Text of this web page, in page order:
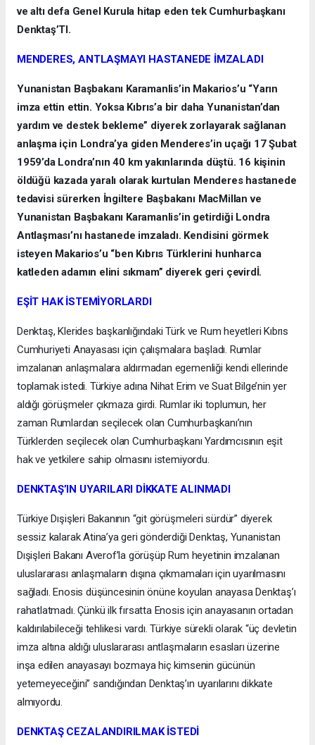
ve altı defa Genel Kurula hitap eden tek Cumhurbaşkanı
Denktaş’TI.
MENDERES, ANTLAŞMAYI HASTANEDE İMZALADI
Yunanistan Başbakanı Karamanlis’in Makarios’u “Yarın
imza ettin ettin. Yoksa Kıbrıs’a bir daha Yunanistan’dan
yardım ve destek bekleme” diyerek zorlayarak sağlanan
anlaşma için Londra’ya giden Menderes’in uçağı 17 Şubat
1959’da Londra’nın 40 km yakınlarında düştü. 16 kişinin
öldüğü kazada yaralı olarak kurtulan Menderes hastanede
tedavisi sürerken İngiltere Başbakanı MacMillan ve
Yunanistan Başbakanı Karamanlis’in getirdiği Londra
Antlaşması’nı hastanede imzaladı. Kendisini görmek
isteyen Makarios’u “ben Kıbrıs Türklerini hunharca
katleden adamın elini sıkmam” diyerek geri çevirdİ.
EŞİT HAK İSTEMİYORLARDI
Denktaş, Klerides başkanlığındaki Türk ve Rum heyetleri Kıbrıs
Cumhuriyeti Anayasası için çalışmalara başladı. Rumlar
imzalanan anlaşmalara aldırmadan egemenliği kendi ellerinde
toplamak istedi. Türkiye adına Nihat Erim ve Suat Bilge’nin yer
aldığı görüşmeler çıkmaza girdi. Rumlar iki toplumun, her
zaman Rumlardan seçilecek olan Cumhurbaşkanı’nın
Türklerden seçilecek olan Cumhurbaşkanı Yardımcısının eşit
hak ve yetkilere sahip olmasını istemiyordu.
DENKTAŞ’IN UYARILARI DİKKATE ALINMADI
Türkiye Dışişleri Bakanının “git görüşmeleri sürdür” diyerek
sessiz kalarak Atina’ya geri gönderdiği Denktaş, Yunanistan
Dışişleri Bakanı Averof’la görüşüp Rum heyetinin imzalanan
uluslararası anlaşmaların dışına çıkmamaları için uyarılmasını
sağladı. Enosis düşüncesinin önüne koyulan anayasa Denktaş’ı
rahatlatmadı. Çünkü ilk fırsatta Enosis için anayasanın ortadan
kaldırılabileceği tehlikesi vardı. Türkiye sürekli olarak “üç devletin
imza altına aldığı uluslararası antlaşmaların esasları üzerine
inşa edilen anayasayı bozmaya hiç kimsenin gücünün
yetemeyeceğini” sandığından Denktaş’ın uyarılarını dikkate
almıyordu.
DENKTAŞ CEZALANDIRILMAK İSTEDİ